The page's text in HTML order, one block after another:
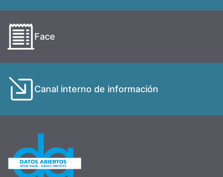
Face
Canal interno de información